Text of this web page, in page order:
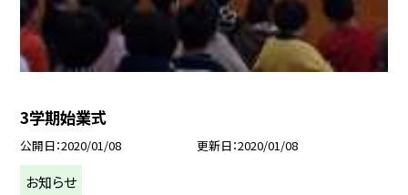
3学期始業式
公開日 2020/01/08 更新日 2020/01/08
お知らせ